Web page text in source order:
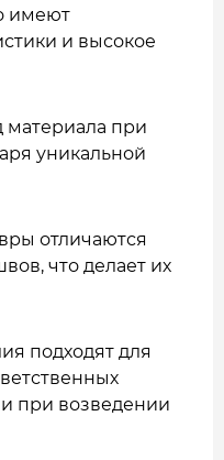
имеют
и высокое
при
уникальной
отличаются
что делает их
подходят для
при возведении